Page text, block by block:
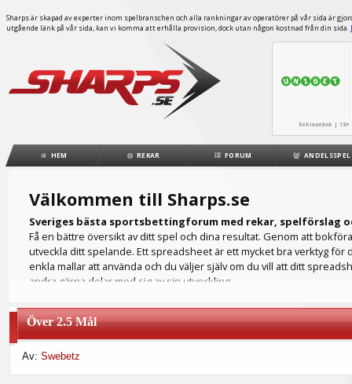
Sharps är skapad av experter inom spelbranschen och alla rankningar av operatörer på vår sida är
utgående länk på vår sida, kan vi komma att erhålla provision, dock utan någon kostnad från din sida.
Reklamlänk |
HEM REKAR FORUM ANDELSSPEL
Välkommen till Sharps.se
Sveriges bästa sportsbettingforum med rekar, spelförslag
Få en bättre översikt av ditt spel och dina resultat. Genom att
utveckla ditt spelande. Ett spreadsheet är ett mycket bra verktyg
enkla mallar att använda och du väljer själv om du vill att ditt
andra gärna delar med sig av sin utveckling.
på ett flertal olika spelbolag och då är det bra att hålla all
du för att kunna analysera ditt spelande. Ett detaljrikt spreadsheet
Du kanske föredrar att lägga dina spel på fotboll men ditt
ditt fokus. Ett spreadsheet är nyckeln till framgångsrikt spelande.
Över 2.5 Mål
Av:Swebetz